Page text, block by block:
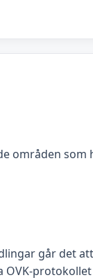
områden som
går det